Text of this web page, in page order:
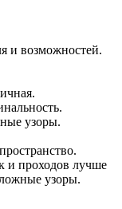
и возможностей.
узоры.
и проходов лучше
узоры.